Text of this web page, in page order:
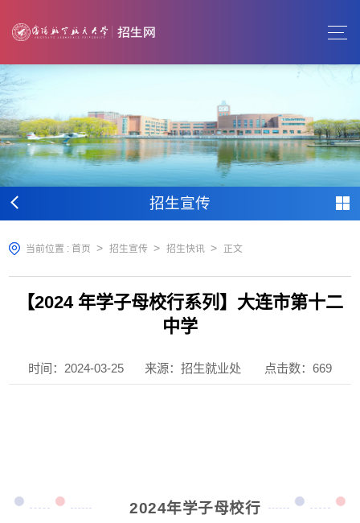
招生宣传
当前位置 : 首页 > 招生宣传 > 招生快讯 > 正文
【2024 年学子母校行系列】大连市第十二
中学
时间：2024-03-25 来源：招生就业处 点击数： 669
2024年学子母校行